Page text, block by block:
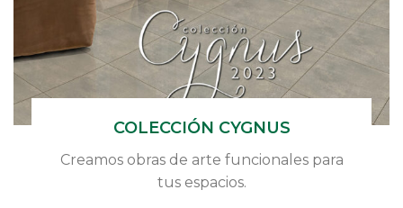
COLECCIÓN CYGNUS
Creamos obras de arte funcionales para
tus espacios.